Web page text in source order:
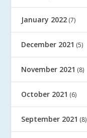
January 2022 (7)
December 2021 (5)
November 2021 (8)
October 2021 (6)
September 2021 (8)